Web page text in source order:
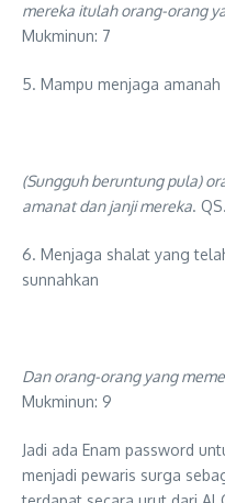
mereka itulah orang-orang
Mukminun: 7
5. Mampu menjaga
(Sungguh beruntung pula)
amanat dan janji mereka.
6. Menjaga shalat yang
sunnahkan
Dan orang-orang yang
Mukminun: 9
Jadi ada Enam password
menjadi pewaris surga